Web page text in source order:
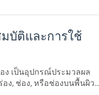
บัติและการใช้
อง เป็นอุปกรณ์ประมวลผล
ง, ช่อง, หรือช่องบนพื้นผิว